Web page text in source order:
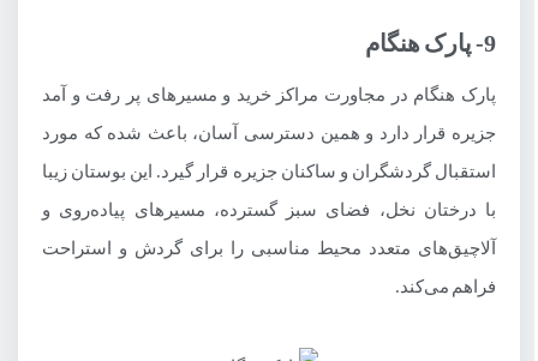
9- پارک هنگام
پارک هنگام در مجاورت مراکز خرید و مسیرهای پر رفت و آمد
جزیره قرار دارد و همین دسترسی آسان، باعث شده که مورد
استقبال گردشگران و ساکنان جزیره قرار گیرد. این بوستان زیبا
با درختان نخل، فضای سبز گسترده، مسیرهای پیاده‌روی و
آلاچیق‌های متعدد محیط مناسبی را برای گردش و استراحت
فراهم می‌کند.